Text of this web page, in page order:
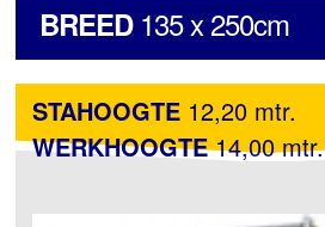
BREED135 x 250cm
STAHOOGTE12,20 mtr.
WERKHOOGTE14,00 mtr.